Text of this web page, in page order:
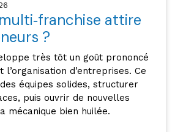
attire
?
très tôt un goût prononcé
d’entreprises. Ce
équipes solides, structurer
puis ouvrir de nouvelles
mécanique bien huilée.